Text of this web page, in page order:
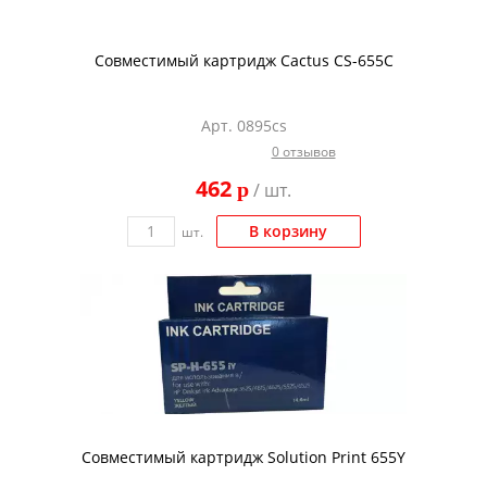
Совместимый картридж Cactus CS-655C
Арт. 0895cs
0 отзывов
462 p/ шт.
шт. В корзину
Совместимый картридж Solution Print 655Y